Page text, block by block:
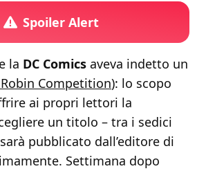
Spoiler Alert
la DC Comics aveva indetto un
Competition): lo scopo
ai propri lettori la
un titolo – tra i sedici
pubblicato dall’editore di
Settimana dopo